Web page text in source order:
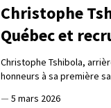
Christophe
Québec et
Christophe Tshibola,
honneurs à sa première
— 5 mars 2026